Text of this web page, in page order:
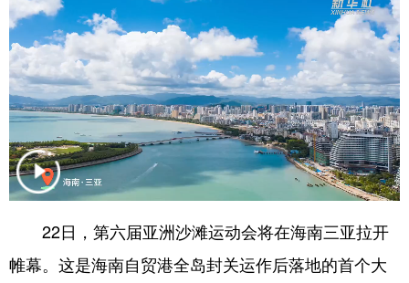
22日，第六届亚洲沙滩运动会将在海南三亚拉开
帷幕。这是海南自贸港全岛封关运作后落地的首个大